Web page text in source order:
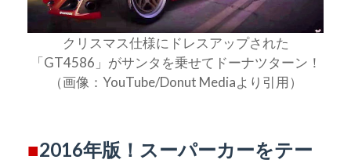
クリスマス仕様にドレスアップされた
「GT4586」がサンタを乗せてドーナツターン！
（画像：YouTube/Donut Mediaより引用）
■2016年版！スーパーカーをテー